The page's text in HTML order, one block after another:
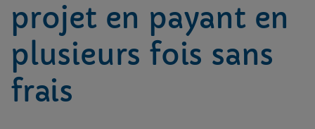
projet en payant en
plusieurs fois sans
frais